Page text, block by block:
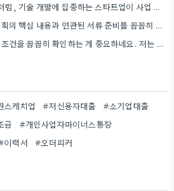
스마트팜 보조금 말씀처럼, 기술 개발에 집중하는 스타트업이 사업 모델과 연결해서 시너지를 낼 수 있다면 정말…
보조금 신청 시 사업 계획의 핵심 내용과 연관된 서류 준비를 꼼꼼히 하는 것이 중요하네요. 특히…
사업 계획에 맞춰 대출 조건을 꼼꼼히 확인하는 게 중요하네요. 저는 사업 확장 시 금리 변화를…
스케치업 #저신용자대출
#소기업대출
금
#개인사업자마이너스통장
이력서 #오더피커